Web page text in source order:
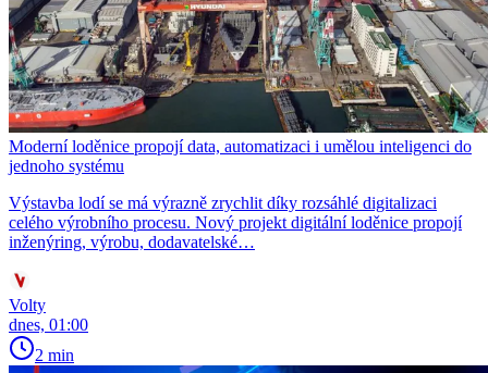
Moderní loděnice propojí data, automatizaci i umělou inteligenci do
jednoho systému
Výstavba lodí se má výrazně zrychlit díky rozsáhlé digitalizaci
celého výrobního procesu. Nový projekt digitální loděnice propojí
inženýring, výrobu, dodavatelské…
Volty
dnes, 01:00
2 min